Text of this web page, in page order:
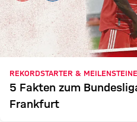
REKORDSTARTER & MEILENSTEINE
5 Fakten zum
Frankfurt